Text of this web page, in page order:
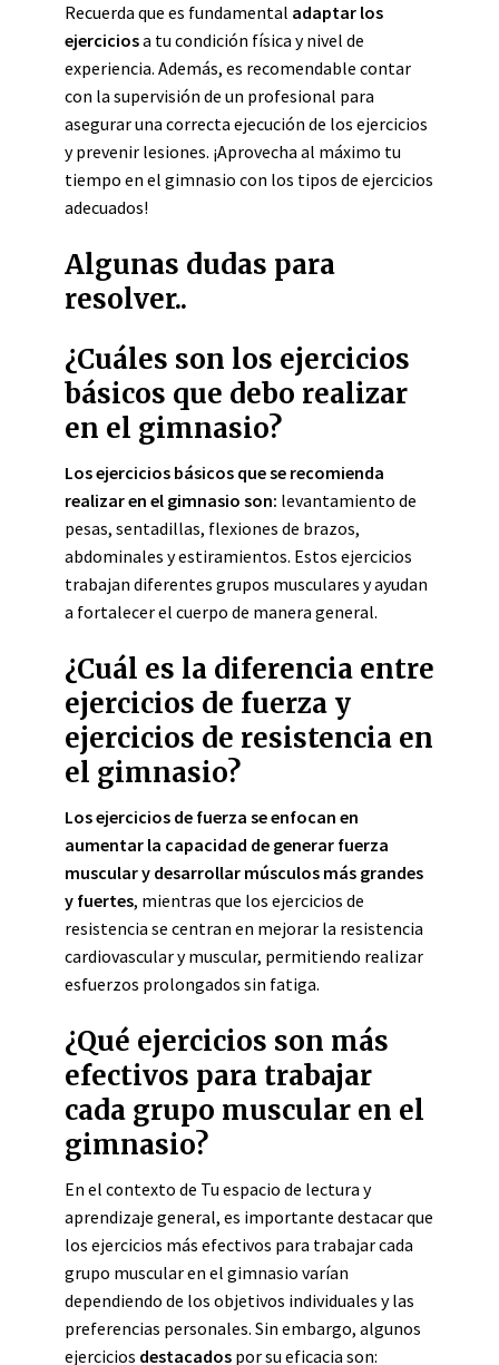
Recuerda que es fundamental adaptar los
ejerciciosa tu condición física y nivel de
experiencia. Además, es recomendable contar
con la supervisión de un profesional para
asegurar una correcta ejecución de los ejercicios
y prevenir lesiones. ¡Aprovecha al máximo tu
tiempo en el gimnasio con los tipos de ejercicios
adecuados!
Algunas dudas para
resolver..
¿Cuáles son los ejercicios
básicos que debo realizar
en el gimnasio?
Los ejercicios básicos que se recomienda
realizar en el gimnasio son: levantamiento de
pesas, sentadillas, flexiones de brazos,
abdominales y estiramientos. Estos ejercicios
trabajan diferentes grupos musculares y ayudan
a fortalecer el cuerpo de manera general.
¿Cuál es la diferencia entre
ejercicios de fuerza y
ejercicios de resistencia en
el gimnasio?
Los ejercicios de fuerza se enfocan en
aumentar la capacidad de generar fuerza
muscular y desarrollar músculos más grandes
y fuertes, mientras que los ejercicios de
resistencia se centran en mejorar la resistencia
cardiovascular y muscular, permitiendo realizar
esfuerzos prolongados sin fatiga.
¿Qué ejercicios son más
efectivos para trabajar
cada grupo muscular en el
gimnasio?
En el contexto de Tu espacio de lectura y
aprendizaje general, es importante destacar que
los ejercicios más efectivos para trabajar cada
grupo muscular en el gimnasio varían
dependiendo de los objetivos individuales y las
preferencias personales. Sin embargo, algunos
ejercicios destacados por su eficacia son: